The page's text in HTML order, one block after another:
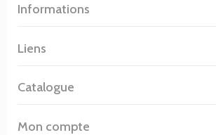
Informations
Liens
Catalogue
Mon compte